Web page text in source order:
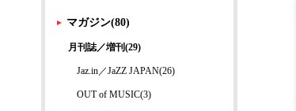
マガジン(80)
月刊誌／増刊(29)
Jaz.in／JaZZ JAPAN(26)
OUT of MUSIC(3)